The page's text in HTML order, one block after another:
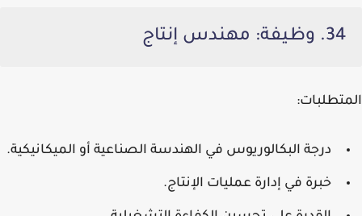
34. وظيفة: مهندس إنتاج
المتطلبات:
درجة البكالوريوس في الهندسة الصناعية أو الميكانيكية.
خبرة في إدارة عمليات الإنتاج.